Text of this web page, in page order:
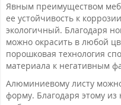
Явным преимуществом
ее устойчивость к
экологичный. Благодаря
можно окрасить в любой
порошковая технология
материала к негативным
Алюминиевому листу
форму. Благодаря этому